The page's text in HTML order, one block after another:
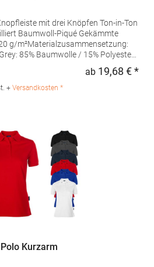
mit drei Knöpfen Ton-in-Ton
g/m²Materialzusammensetzung:
85% Baumwolle / 15% Polyester),
4005FHersteller: Promodoro
Düsseldorf Deutschland
ab 19,68 € *
+ Versandkosten *
Kurzarm